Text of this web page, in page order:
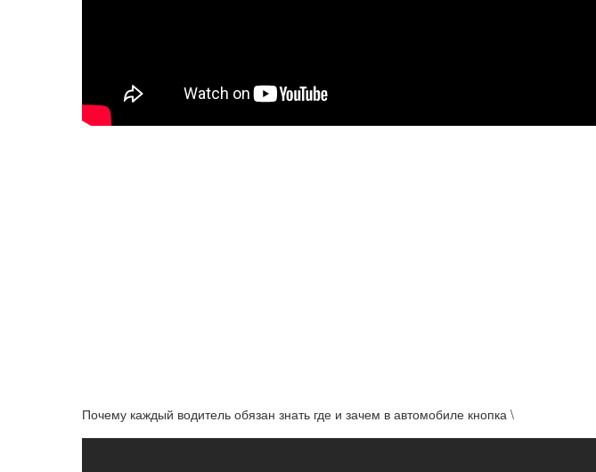
Почему каждый водитель обязан знать где и зачем в автомобиле кнопка \